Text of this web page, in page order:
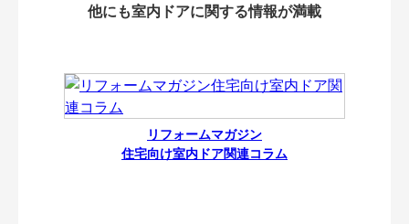
他にも室内ドアに関する情報が満載
リフォームマガジン
住宅向け室内ドア関連コラム